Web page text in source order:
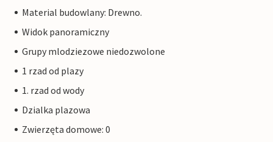
Material budowlany: Drewno.
Widok panoramiczny
Grupy mlodziezowe niedozwolone
1 rzad od plazy
1. rzad od wody
Dzialka plazowa
Zwierzęta domowe: 0